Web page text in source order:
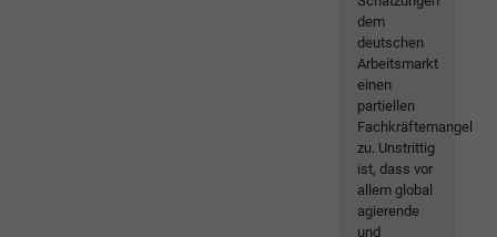
dem
deutschen
Arbeitsmarkt
einen
partiellen
Fachkräftemangel
zu. Unstrittig
ist, dass vor
allem global
agierende
und